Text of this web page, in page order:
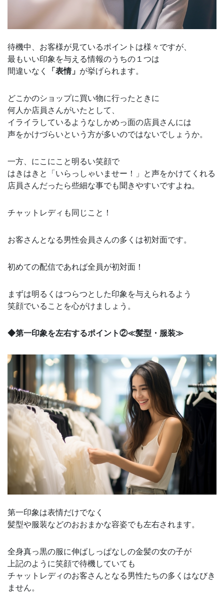
待機中、お客様が見ているポイントは様々ですが、
最もいい印象を与える情報のうちの１つは
間違いなく
「表情」 が挙げられます。
どこかのショップに買い物に行ったときに
何人か店員さんがいたとして、
イライラしているようなしかめっ面の店員さんには
声をかけづらいという方が多いのではないでしょうか。
一方、にこにこと明るい笑顔で
はきはきと「いらっしゃいませー！」と声をかけてくれる
店員さんだったら些細な事でも聞きやすいですよね。
チャットレディも同じこと！
お客さんとなる男性会員さんの多くは初対面です。
初めての配信であれば全員が初対面！
まずは明るくはつらつとした印象を与えられるよう
笑顔でいることを心がけましょう。
◆第一印象を左右するポイント②≪髪型・服装≫
第一印象は表情だけでなく
髪型や服装などのおおまかな容姿でも左右されます。
全身真っ黒の服に伸ばしっぱなしの金髪の女の子が
上記のように笑顔で待機していても
チャットレディのお客さんとなる男性たちの多くはなびき
ません。